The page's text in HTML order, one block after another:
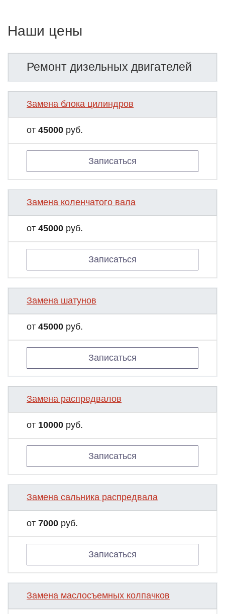
Наши цены
Ремонт дизельных двигателей
Замена блока цилиндров
от 45000 руб.
Записаться
Замена коленчатого вала
от 45000 руб.
Записаться
Замена шатунов
от 45000 руб.
Записаться
Замена распредвалов
от 10000 руб.
Записаться
Замена сальника распредвала
от 7000 руб.
Записаться
Замена маслосъемных колпачков